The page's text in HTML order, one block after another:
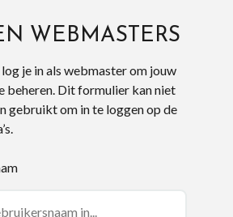
WEBMASTERS
je in als webmaster om jouw
beheren. Dit formulier kan niet
gebruikt om in te loggen op de